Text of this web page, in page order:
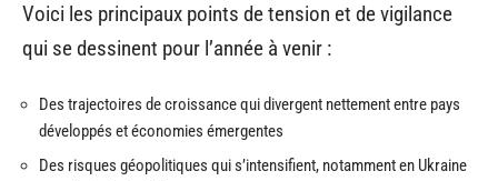
Voici les principaux points de tension et de vigilance
qui se dessinent pour l’année à venir :
Des trajectoires de croissance qui divergent nettement entre pays
développés et économies émergentes
Des risques géopolitiques qui s’intensifient, notamment en Ukraine